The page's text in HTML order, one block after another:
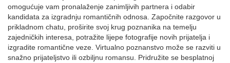
omogućuje vam pronalaženje zanimljivih partnera i odabir
kandidata za izgradnju romantičnih odnosa. Započnite razgovor u
prikladnom chatu, proširite svoj krug poznanika na temelju
zajedničkih interesa, potražite lijepe fotografije novih prijatelja i
izgradite romantične veze. Virtualno poznanstvo može se razviti u
snažno prijateljstvo ili ozbiljnu romansu. Pridružite se besplatnoj